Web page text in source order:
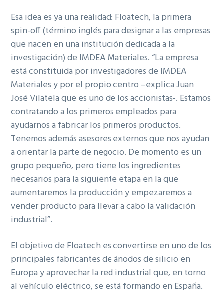
Esa idea es ya una realidad: Floatech, la primera
spin-off (término inglés para designar a las empresas
que nacen en una institución dedicada a la
investigación) de IMDEA Materiales. “La empresa
está constituida por investigadores de IMDEA
Materiales y por el propio centro –explica Juan
José Vilatela que es uno de los accionistas-. Estamos
contratando a los primeros empleados para
ayudarnos a fabricar los primeros productos.
Tenemos además asesores externos que nos ayudan
a orientar la parte de negocio. De momento es un
grupo pequeño, pero tiene los ingredientes
necesarios para la siguiente etapa en la que
aumentaremos la producción y empezaremos a
vender producto para llevar a cabo la validación
industrial”.
El objetivo de Floatech es convertirse en uno de los
principales fabricantes de ánodos de silicio en
Europa y aprovechar la red industrial que, en torno
al vehículo eléctrico, se está formando en España.